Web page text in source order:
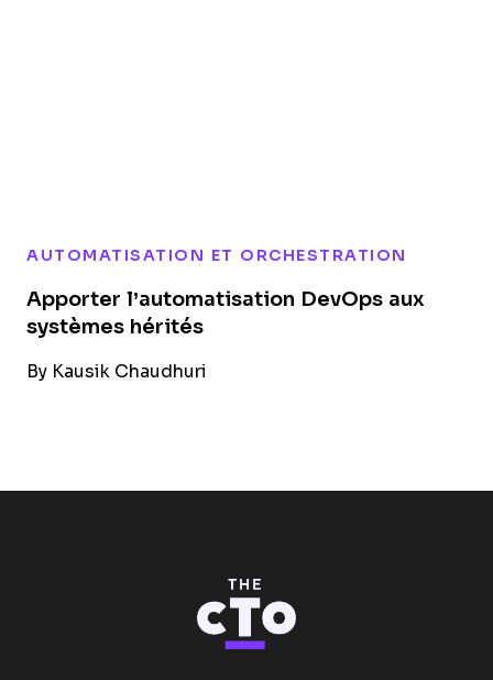
AUTOMATISATION ET ORCHESTRATION
Apporter l’automatisation DevOps aux
systèmes hérités
By Kausik Chaudhuri